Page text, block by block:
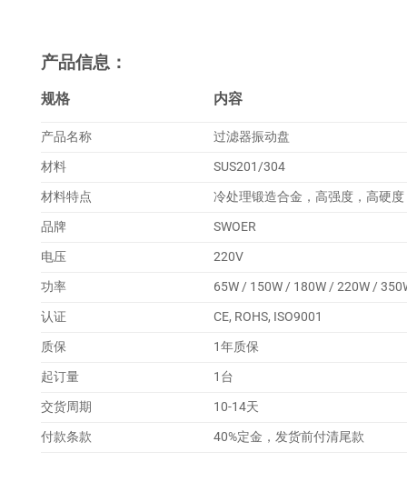
产品信息：
规格 内容
产品名称
过滤器振动盘
材料
SUS201/304
材料特点
冷处理锻造合金，高强度，高硬度
品牌
SWOER
电压
220V
功率
65W / 150W / 180W / 220W /
认证
CE, ROHS, ISO9001
质保
1年质保
起订量
1台
交货周期
10-14天
付款条款
40%定金，发货前付清尾款